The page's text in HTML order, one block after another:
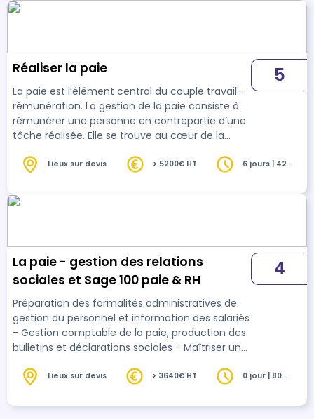
Réaliser la paie
La paie est l’élément central du couple travail -
rémunération. La gestion de la paie consiste à
rémunérer une personne en contrepartie d’une
tâche réalisée. Elle se trouve au cœur de la
processus technique, la paie est un sujet à la
Ainsi, la gestion de la paie peut être utilisée
comme un véritable levier pour : • Optimiser la
5
Lieux sur devis > 5200€ HT
6 jours | 42
La paie - gestion des relations
sociales et Sage 100 paie & RH
Préparation des formalités administratives de
gestion du personnel et information des salariés
- Gestion comptable de la paie, production des
bulletins et déclarations sociales - Maîtriser un
bulletins.
4
Lieux sur devis > 3640€ HT
0 jour | 80